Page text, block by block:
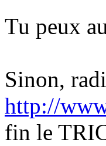
Tu peux
Sinon,
http://
fin le